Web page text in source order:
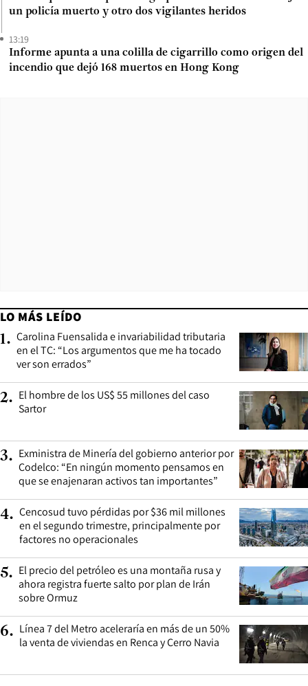
un policía muerto y otro dos vigilantes heridos
13:19
Informe apunta a una colilla de cigarrillo como origen del
incendio que dejó 168 muertos en Hong Kong
LO MÁS LEÍDO
1. Carolina Fuensalida e invariabilidad tributaria
en el TC: “Los argumentos que me ha tocado
ver son errados”
2. El hombre de los US$ 55 millones del caso
Sartor
3. Exministra de Minería del gobierno anterior por
Codelco: “En ningún momento pensamos en
que se enajenaran activos tan importantes”
4. Cencosud tuvo pérdidas por $36 mil millones
en el segundo trimestre, principalmente por
factores no operacionales
5. El precio del petróleo es una montaña rusa y
ahora registra fuerte salto por plan de Irán
sobre Ormuz
6. Línea 7 del Metro aceleraría en más de un 50%
la venta de viviendas en Renca y Cerro Navia